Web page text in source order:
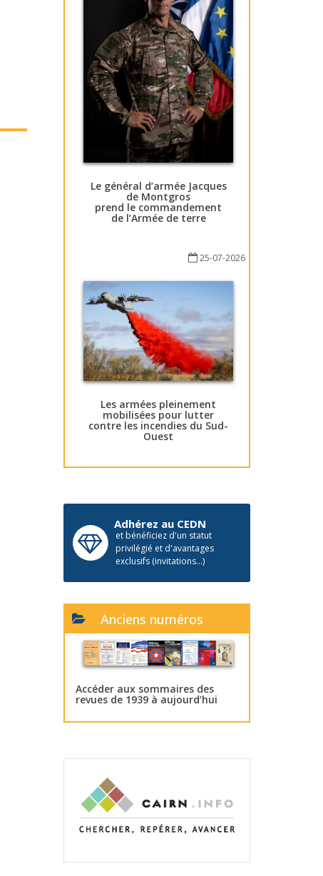
Le général d’armée Jacques
de Montgros
prend le commandement
de l’Armée de terre
25-07-2026
Les armées pleinement
mobilisées pour lutter
contre les incendies du Sud-
Ouest
Adhérez au CEDN
et bénéficiez d'un statut
privilégié et d'avantages
exclusifs (invitations...)
Anciens numéros
Accéder aux sommaires des
revues de 1939 à aujourd’hui